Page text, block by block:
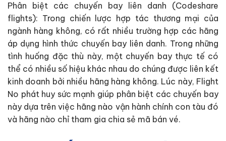
Phân biệt các chuyến bay liên danh (Codeshare
flights): Trong chiến lược hợp tác thương mại của
ngành hàng không, có rất nhiều trường hợp các hãng
áp dụng hình thức chuyến bay liên danh. Trong những
tình huống đặc thù này, một chuyến bay thực tế có
thể có nhiều số hiệu khác nhau do chúng được liên kết
kinh doanh bởi nhiều hãng hàng không. Lúc này, Flight
No phát huy sức mạnh giúp phân biệt các chuyến bay
này dựa trên việc hãng nào vận hành chính con tàu đó
và hãng nào chỉ tham gia chia sẻ mã bán vé.